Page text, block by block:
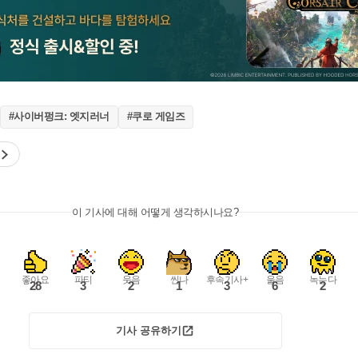
#사이버펑크: 엣지러너 #쿠로 게임즈
이 기사에 대해 어떻게 생각하시나요?
좋아요
28 파티
3 웃음
2 씬나
1 후속기사+
3 울음
6 녹는다
2
기사 공유하기